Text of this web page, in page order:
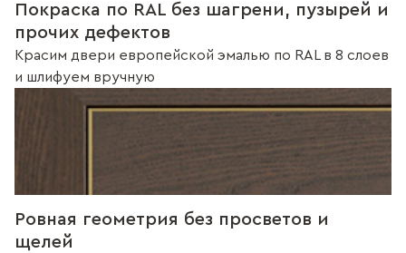
Покраска по RAL без шагрени, пузырей и
прочих дефектов
Красим двери европейской эмалью по RAL в 8 слоев
и шлифуем вручную
Ровная геометрия без просветов и
щелей